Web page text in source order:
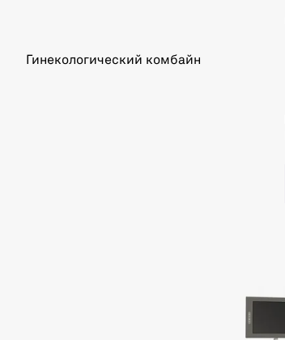
Гинекологический комбайн